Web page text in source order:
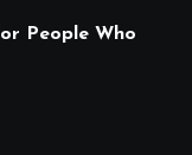
People Who